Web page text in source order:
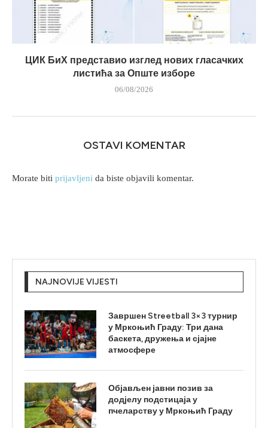
ЦИК БиХ представио изглед нових гласачких
листића за Опште изборе
06/08/2026
OSTAVI KOMENTAR
Morate biti prijavljeni da biste objavili komentar.
NAJNOVIJE VIJESTI
Завршен Streetball 3×3 турнир
у Мркоњић Граду: Три дана
баскета, дружења и сјајне
атмосфере
Објављен јавни позив за
додјелу подстицаја у
пчеларству у Мркоњић Граду